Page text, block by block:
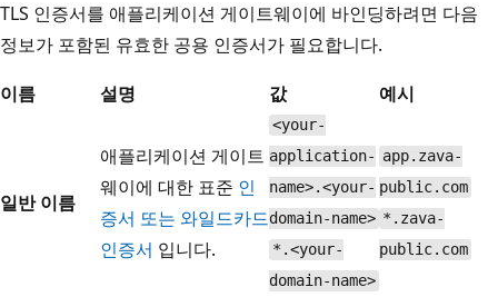
TLS 인증서를 애플리케이션 게이트웨이에 바인딩하려면 다음
정보가 포함된 유효한 공용 인증서가 필요합니다.
이름
설명 값 예시
일반 이름
애플리케이션 게이트
웨이에 대한 표준 인
증서 또는 와일드카드
인증서 입니다.
<your-
application-
name>.<your-
domain-name>
*.<your-
domain-name>
app.zava-
public.com
*.zava-
public.com